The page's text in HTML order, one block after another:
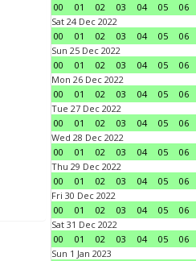
00
01 02 03 04 05 06
Sat 24 Dec 2022
00
01 02 03 04 05 06
Sun 25 Dec 2022
00
01 02 03 04 05 06
Mon 26 Dec 2022
00
01 02 03 04 05 06
Tue 27 Dec 2022
00
01 02 03 04 05 06
Wed 28 Dec 2022
00
01 02 03 04 05 06
Thu 29 Dec 2022
00
01 02 03 04 05 06
Fri 30 Dec 2022
00
01 02 03 04 05 06
Sat 31 Dec 2022
00
01 02 03 04 05 06
Sun 1 Jan 2023